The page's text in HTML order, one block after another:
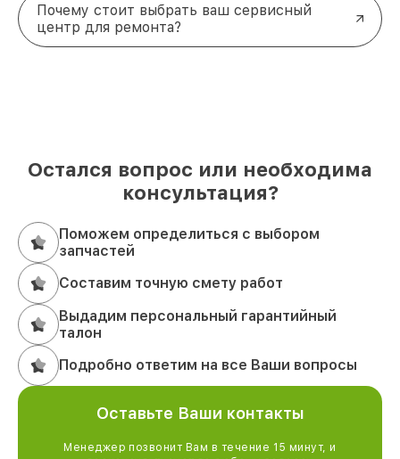
Почему стоит выбрать ваш сервисный
центр для ремонта?
Остался вопрос или необходима
консультация?
Поможем определиться с выбором
запчастей
Составим точную смету работ
Выдадим персональный гарантийный
талон
Подробно ответим на все Ваши вопросы
Оставьте Ваши контакты
Менеджер позвонит Вам в течение 15 минут, и